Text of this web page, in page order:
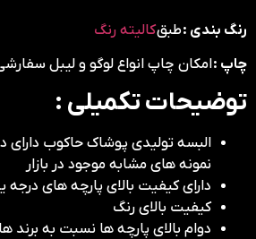
رنگ بندی :طبقکالیته رنگ
چاپ :امکان چاپ انواع لوگو و لیبل
توضیحات تکمیلی :
البسه تولیدی پوشاک حاکوب دارای
نمونه های مشابه موجود در بازار
دارای کیفیت بالای پارچه های درجه
کیفیت بالای رنگ
دوام بالای پارچه ها نسبت به برند